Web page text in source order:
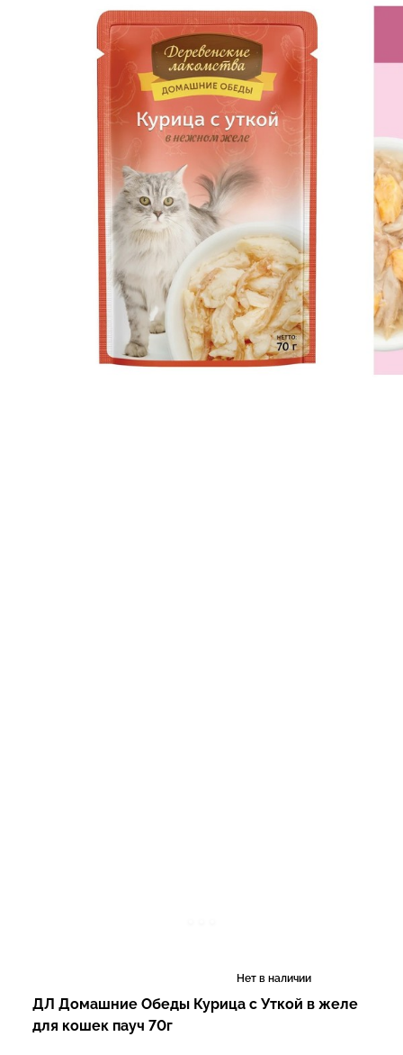
Нет в наличии
ДЛ Домашние Обеды Курица с Уткой в желе
для кошек пауч 70г